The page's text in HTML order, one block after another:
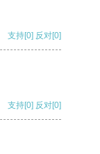
支持[0] 反对[0]
支持[0] 反对[0]